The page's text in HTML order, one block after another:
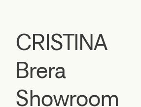
CRISTINA
Brera
Showroom